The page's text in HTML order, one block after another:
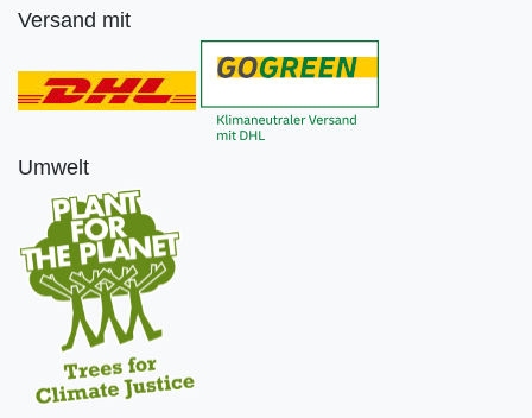
Versand mit
Umwelt